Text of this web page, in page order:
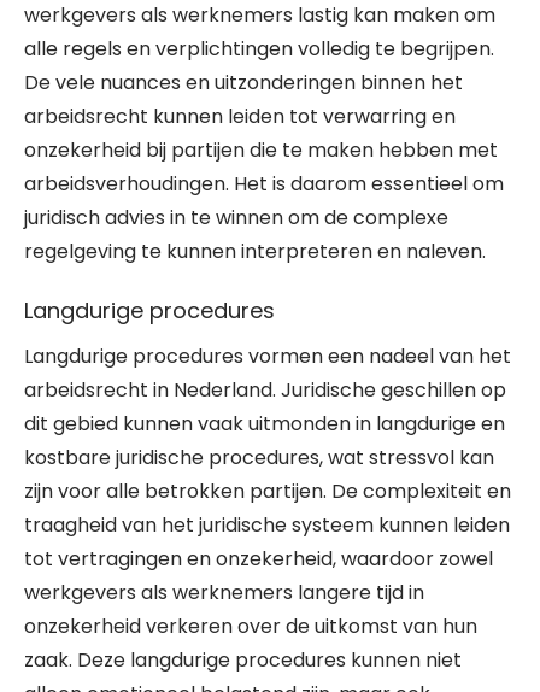
werkgevers als werknemers lastig kan maken om
alle regels en verplichtingen volledig te begrijpen.
De vele nuances en uitzonderingen binnen het
arbeidsrecht kunnen leiden tot verwarring en
onzekerheid bij partijen die te maken hebben met
arbeidsverhoudingen. Het is daarom essentieel om
juridisch advies in te winnen om de complexe
regelgeving te kunnen interpreteren en naleven.
Langdurige procedures
Langdurige procedures vormen een nadeel van het
arbeidsrecht in Nederland. Juridische geschillen op
dit gebied kunnen vaak uitmonden in langdurige en
kostbare juridische procedures, wat stressvol kan
zijn voor alle betrokken partijen. De complexiteit en
traagheid van het juridische systeem kunnen leiden
tot vertragingen en onzekerheid, waardoor zowel
werkgevers als werknemers langere tijd in
onzekerheid verkeren over de uitkomst van hun
zaak. Deze langdurige procedures kunnen niet